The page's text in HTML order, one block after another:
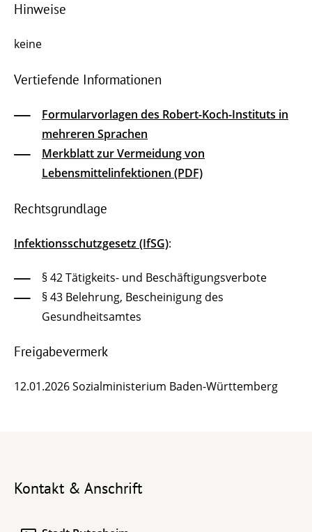
Hinweise
keine
Vertiefende Informationen
Formularvorlagen des Robert-Koch-Instituts in
mehreren Sprachen
Merkblatt zur Vermeidung von
Lebensmittelinfektionen (PDF)
Rechtsgrundlage
Infektionsschutzgesetz (IfSG):
§ 42Tätigkeits- und Beschäftigungsverbote
§ 43 Belehrung, Bescheinigung des
Gesundheitsamtes
Freigabevermerk
12.01.2026 Sozialministerium Baden-Württemberg
Kontakt & Anschrift